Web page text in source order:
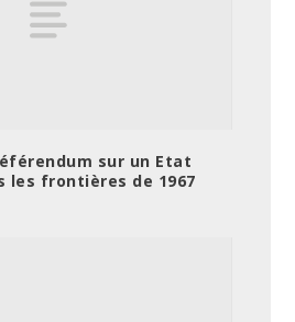
sur un Etat
les frontières de 1967